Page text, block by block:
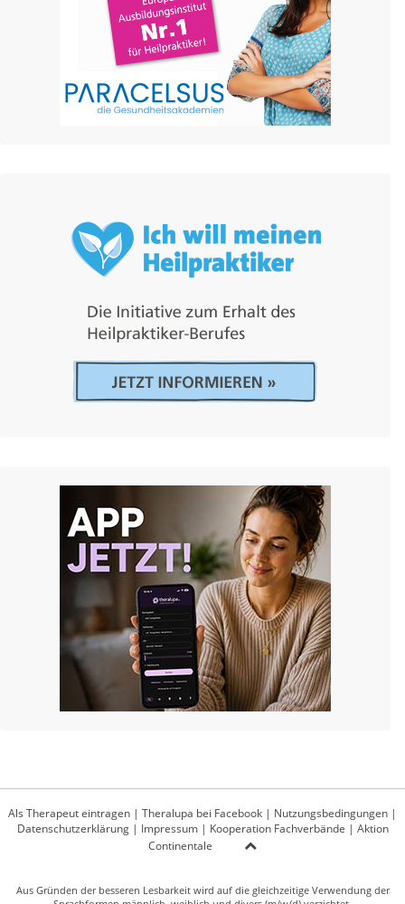
Als Therapeut eintragen | Theralupa bei Facebook | Nutzungsbedingungen |
Datenschutzerklärung| Impressum| Kooperation Fachverbände | Aktion
Continentale
Aus Gründen der besseren Lesbarkeit wird auf die gleichzeitige Verwendung der